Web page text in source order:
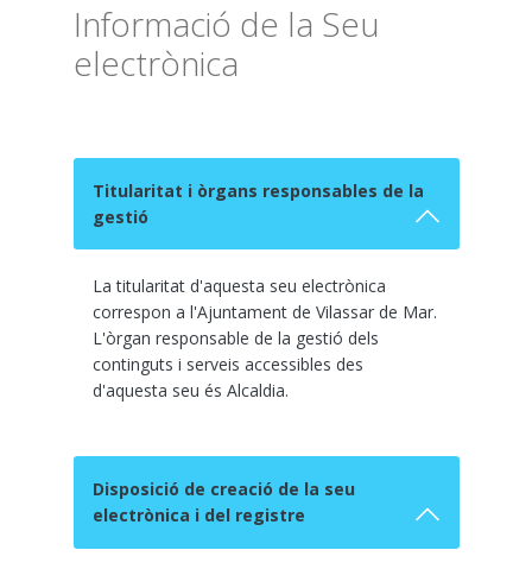
Informació de la Seu
electrònica
Titularitat i òrgans responsables de la
gestió
La titularitat d'aquesta seu electrònica
correspon a l'Ajuntament de Vilassar de Mar.
L'òrgan responsable de la gestió dels
continguts i serveis accessibles des
d'aquesta seu és Alcaldia.
Disposició de creació de la seu
electrònica i del registre